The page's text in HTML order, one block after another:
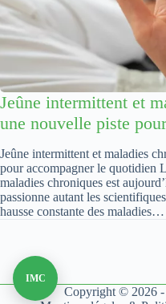
IMC
Jeûne intermittent et
une nouvelle piste
Jeûne intermittent et maladies
pour accompagner le quotidien
maladies chroniques est
passionne autant les
hausse constante des maladies…
Copyright © 2026 -